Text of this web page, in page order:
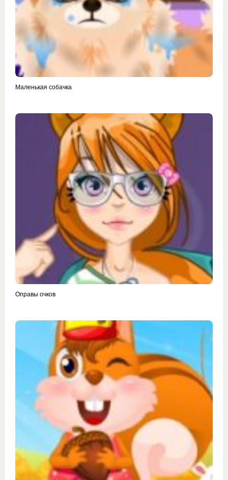
Маленькая собачка
Оправы очков